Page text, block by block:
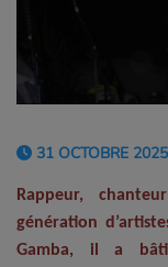
31 OCTOBRE 2025
Rappeur,
génération
Gamba, il a bâti